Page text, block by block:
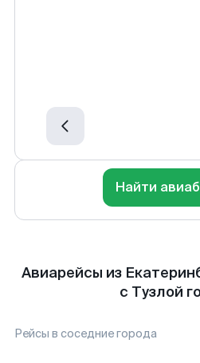
Найти
Авиарейсы из
с Тузлой
Рейсы в соседние города